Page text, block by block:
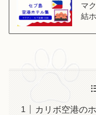
マ
結
カリボ空港の